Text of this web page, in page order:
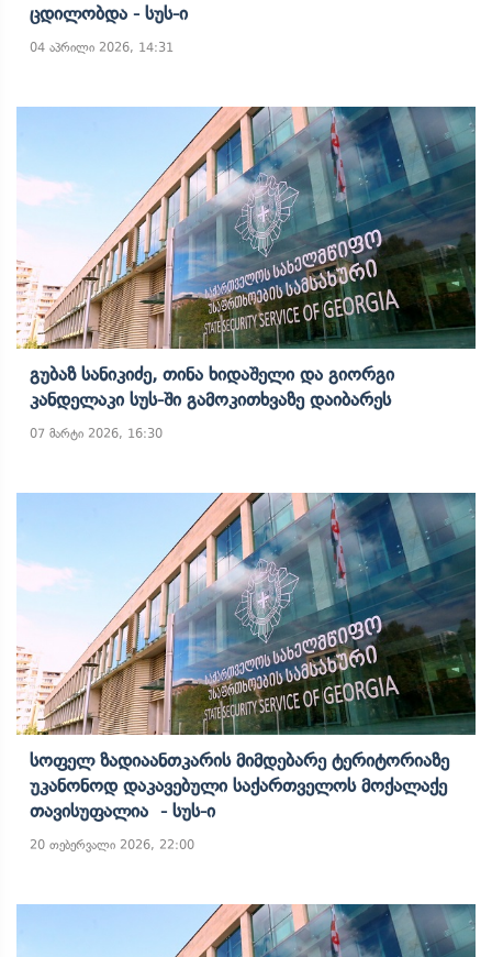
Ცდილობდა - Სუს-Ი
04 აპრილი 2026, 14:31
Გუბაზ Სანიკიძე, Თინა Ხიდაშელი Და Გიორგი
Კანდელაკი Სუს-Ში Გამოკითხვაზე Დაიბარეს
07 მარტი 2026, 16:30
Სოფელ Ზადიაანთკარის Მიმდებარე Ტერიტორიაზე
Უკანონოდ Დაკავებული Საქართველოს Მოქალაქე
Თავისუფალია - Სუს-Ი
20 თებერვალი 2026, 22:00